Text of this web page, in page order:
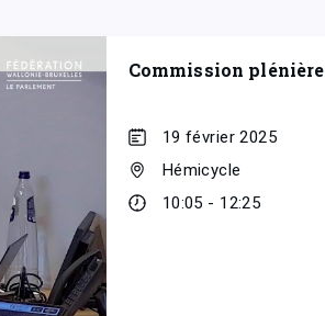
Commission plénière
19 février 2025
Hémicycle
10:05 - 12:25